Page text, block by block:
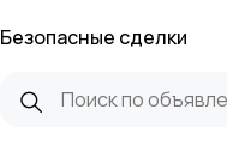
Безопасные сделки